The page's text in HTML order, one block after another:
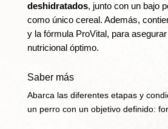
deshidratados, junto con un bajo
como único cereal. Además,
y la fórmula ProVital, para
nutricional óptimo.
Saber más
Abarca las diferentes etapas y
un perro con un objetivo definido: